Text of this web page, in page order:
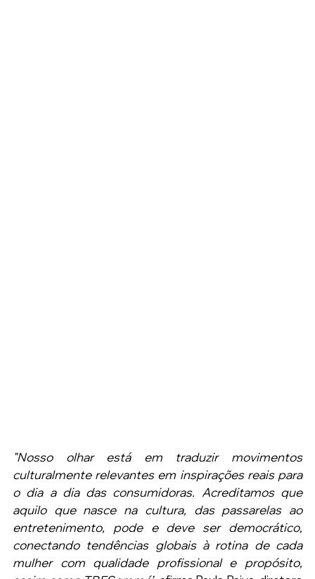
"Nosso olhar está em traduzir movimentos
culturalmente relevantes em inspirações reais para
o dia a dia das consumidoras. Acreditamos que
aquilo que nasce na cultura, das passarelas ao
entretenimento, pode e deve ser democrático,
conectando tendências globais à rotina de cada
mulher com qualidade profissional e propósito,